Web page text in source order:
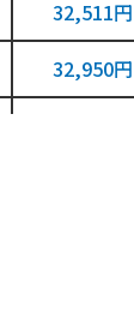
32,511円
32,950円